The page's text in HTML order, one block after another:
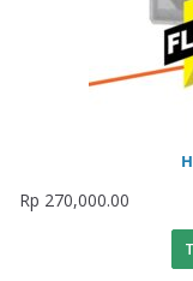
Rp 270,000.00